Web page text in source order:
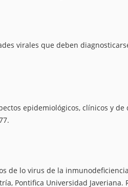
virales que deben
epidemiológicos, clínicos y
de lo virus de la
Pontifica Universidad